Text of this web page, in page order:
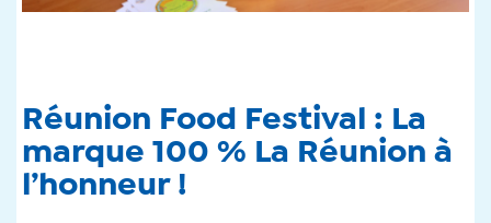
Réunion Food Festival : La
marque 100 % La Réunion à
l’honneur !